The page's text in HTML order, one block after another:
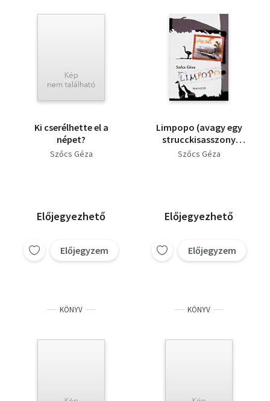
Ki cserélhette el a
népet?
Szőcs Géza
Előjegyezhető
Előjegyzem
Limpopo (avagy egy
strucckisasszony
naplója)- dedikált
Szőcs Géza
Előjegyezhető
Előjegyzem
KÖNYV KÖNYV